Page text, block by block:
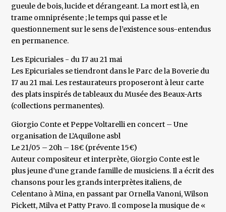
gueule de bois, lucide et dérangeant. La mort est là, en
trame omniprésente ; le temps qui passe et le
questionnement sur le sens de l’existence sous-entendus
en permanence.
Les Epicuriales - du 17 au 21 mai
Les Epicuriales se tiendront dans le Parc de la Boverie du
17 au 21 mai. Les restaurateurs proposeront à leur carte
des plats inspirés de tableaux du Musée des Beaux-Arts
(collections permanentes).
Giorgio Conte et Peppe Voltarelli en concert – Une
organisation de L’Aquilone asbl
Le 21/05 – 20h – 18€ (prévente 15€)
Auteur compositeur et interprète, Giorgio Conte est le
plus jeune d’une grande famille de musiciens. Il a écrit des
chansons pour les grands interprètes italiens, de
Celentano à Mina, en passant par Ornella Vanoni, Wilson
Pickett, Milva et Patty Pravo. Il compose la musique de «